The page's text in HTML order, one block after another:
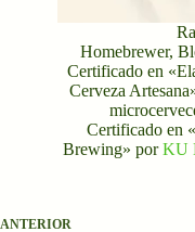
Homebrewer,
Certificado en
Cerveza
Certificado en
Brewing» porKU
ANTERIOR